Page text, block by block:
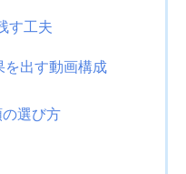
す工夫
を出す動画構成
選び方